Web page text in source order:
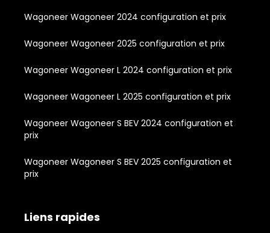
Wagoneer Wagoneer 2024 configuration et prix
Wagoneer Wagoneer 2025 configuration et prix
Wagoneer Wagoneer L 2024 configuration et prix
Wagoneer Wagoneer L 2025 configuration et prix
Wagoneer Wagoneer S BEV 2024 configuration et
prix
Wagoneer Wagoneer S BEV 2025 configuration et
prix
Liens rapides